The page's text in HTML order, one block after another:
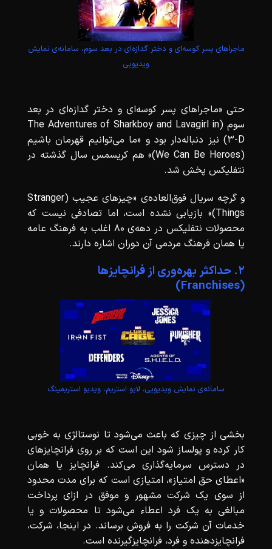
ماجراهای پسر کوسه‌ای و دختر گدازه‌ای در بعد سوم، سامانه‌ی نمایش
ویدیویی
حتی «ماجراهای پسر کوسه‌ای و دختر گدازه‌ای در بعد
سوم (The Adventures of Sharkboy and Lavagirl in
3-D) نیز دنباله‌دار بود و «ما می‌توانیم قهرمان باشیم
(We Can Be Heroes)» هم کریسمس سال گذشته در
نتفلیکس پخش شد.
و گرچه سریال فوق‌العاده‌ی «چیزهای عجیب (Stranger
Things)» بازیابی نشده است، اما تصادفی نیست که
محصولات نتفلیکس در دهه‌ی 80 اغلب به فرهنگ عامه‌
یا همان فرهنگ مردمی آن دوران اشاره دارند.
2. حداکثر بهره‌وری از فرانچایزها
(Franchises)
سامانه‌ی نمایش ویدیویی، لایو استریم، ویدیو استریمینگ
بخشی از چیزی که باعث می‌شود تا نوستالژی به خوبی
کار کرده و پولساز شود این است که بر روی فرانچایزهای
در دسترس سرمایه‌گذاری می‌کند. فرانچایز یا همان
«اعطای حق امتیاز»، امتیازی است که برای مدت محدود
از سوی یک شرکت مشهور و موفق در ازای پرداخت
مبالغی به یک فرد اعطاء می‌شود تا محصولات و یا
خدمات آن شرکت را به فروش برساند. در اینجا، شرکت،
فرانچایز‌دهنده و فرد، فرانچایز‌گیرنده است.